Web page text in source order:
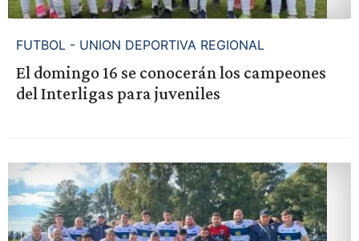
FUTBOL - UNION DEPORTIVA REGIONAL
El domingo 16 se conocerán los campeones
del Interligas para juveniles